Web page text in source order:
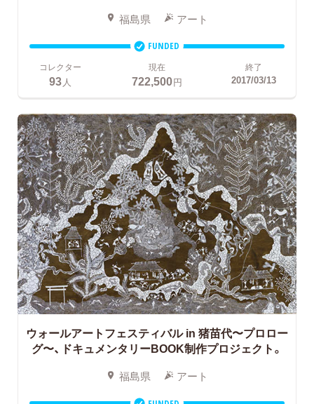
福島県 アート
FUNDED
コレクター
93 人
現在
722,500円
終了
2017/03/13
ウォールアートフェスティバル in 猪苗代〜プロロー
グ〜、ドキュメンタリーBOOK制作プロジェクト。
福島県 アート